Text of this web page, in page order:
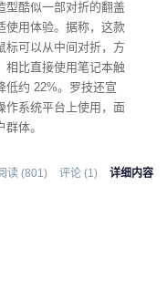
型酷似一部对折的翻盖
使用体验。据称，这款
标可以从中间对折，方
相比直接使用笔记本触
低约 22%。罗技还宣
作系统平台上使用，面
体。
读 (801) 评论 (1) 详细内容